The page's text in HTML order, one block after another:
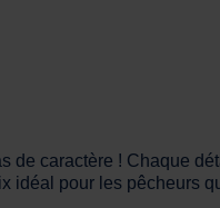
caractère ! Chaque
idéal pour les pêcheurs